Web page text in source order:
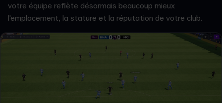
votre équipe reflète désormais beaucoup mieux
l'emplacement, la stature et la réputation de votre club.